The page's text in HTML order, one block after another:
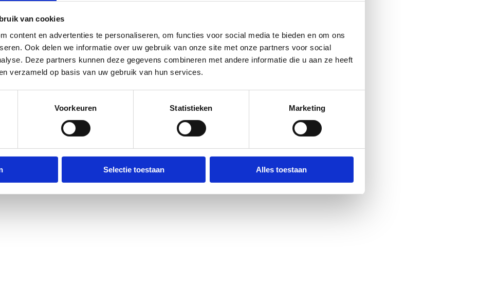
van cookies
content en advertenties te personaliseren, om functies voor social media te bieden en om ons
Ook delen we informatie over uw gebruik van onze site met onze partners voor social
Deze partners kunnen deze gegevens combineren met andere informatie die u aan ze heeft
verzameld op basis van uw gebruik van hun services.
Voorkeuren Statistieken Marketing
Selectie toestaan Alles toestaan